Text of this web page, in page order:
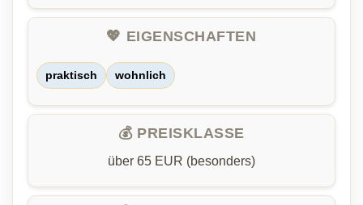
💖 EIGENSCHAFTEN
praktisch wohnlich
💰 PREISKLASSE
über 65 EUR (besonders)